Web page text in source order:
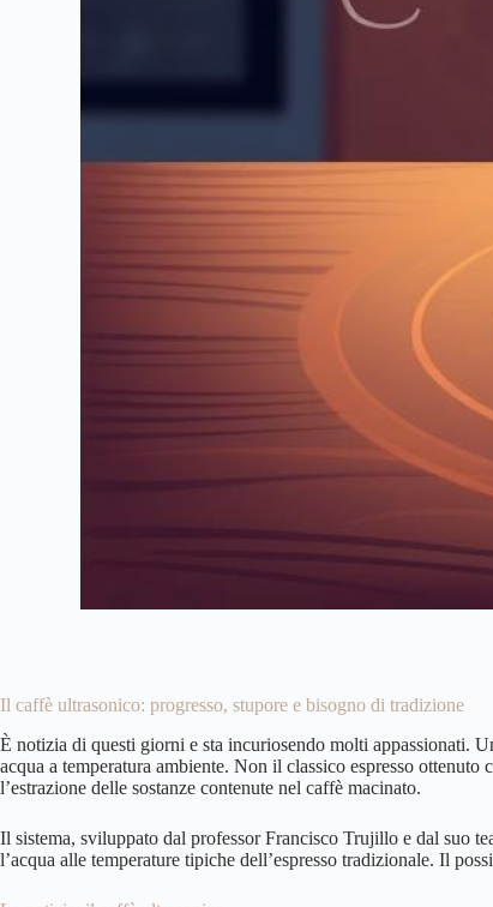
Il caffè ultrasonico: progresso, stupore e bisogno di tradizione
È notizia di questi giorni e sta incuriosendo molti appassionati.
acqua a temperatura ambiente. Non il classico espresso
l’estrazione delle sostanze contenute nel caffè macinato.
Il sistema, sviluppato dal professor Francisco Trujillo e dal suo
l’acqua alle temperature tipiche dell’espresso tradizionale. Il